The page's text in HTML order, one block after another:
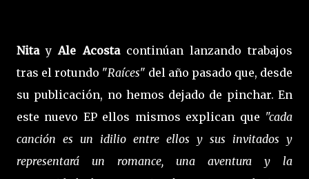
NitayAle Acosta continúan lanzando trabajos
tras el rotundo "Raíces" del año pasado que, desde
su publicación, no hemos dejado de pinchar. En
este nuevo EP ellos mismos explican que "cada
canción es un idilio entre ellos y sus invitados y
representará un romance, una aventura y la